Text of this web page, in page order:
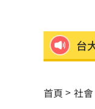
發
楊
首頁 社會